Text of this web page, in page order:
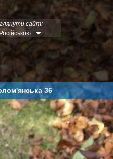
сайт:
36